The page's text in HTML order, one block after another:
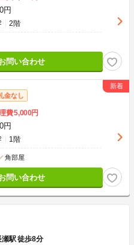
0円
2階
問い合わせ
金なし
費5,000円
0円
1階
角部屋
問い合わせ
駅 徒歩8分